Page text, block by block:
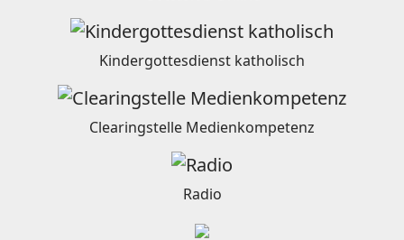
Kindergottesdienst katholisch
Clearingstelle Medienkompetenz
Radio